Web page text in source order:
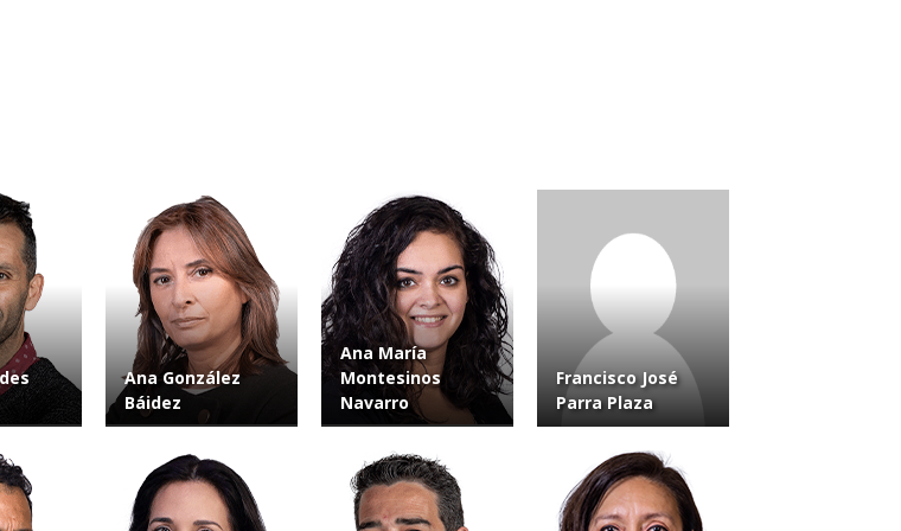
Ana González
Báidez
Ana María
Montesinos
Navarro
Francisco José
Parra Plaza